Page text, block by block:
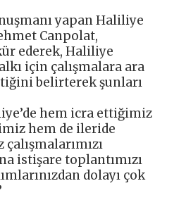
yapan Haliliye
Canpolat,
ederek, Haliliye
için çalışmalara ara
belirterek şunları
hem icra ettiğimiz
hem de ileride
istişare toplantımızı
dolayı çok